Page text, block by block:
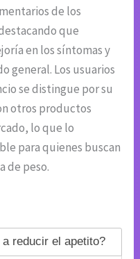
de los
que
en los síntomas y
general. Los usuarios
se distingue por su
otros productos
lo que lo
para quienes buscan
de peso.
reducir el apetito?